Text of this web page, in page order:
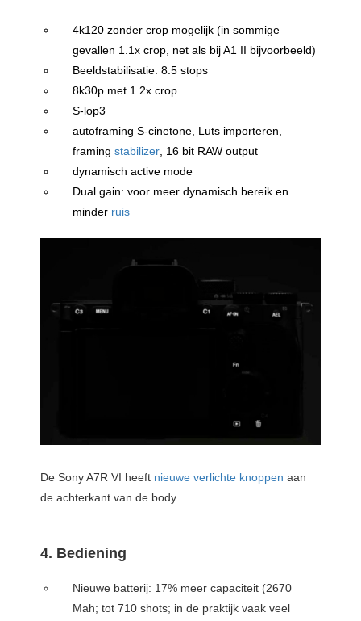
4k120 zonder crop mogelijk (in sommige
gevallen 1.1x crop, net als bij A1 II bijvoorbeeld)
Beeldstabilisatie: 8.5 stops
8k30p met 1.2x crop
S-lop3
autoframing S-cinetone, Luts importeren,
framingstabilizer , 16 bit RAW output
dynamisch active mode
Dual gain: voor meer dynamisch bereik en
minder ruis
De Sony A7R VI heeft nieuwe verlichte knoppen aan
de achterkant van de body
4. Bediening
Nieuwe batterij: 17% meer capaciteit (2670
Mah; tot 710 shots; in de praktijk vaak veel